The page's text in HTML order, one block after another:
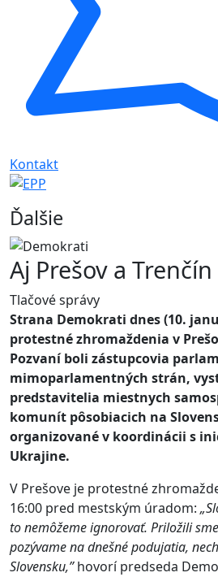
Kontakt
Ďalšie
Aj Prešov a
Tlačové správy
Strana Demokrati dnes (10.
protestné zhromaždenia v
Pozvaní boli zástupcovia
mimoparlamentných strán,
predstavitelia miestnych
komunít pôsobiacich na
organizované v koordinácii s
Ukrajine.
V Prešove je protestné
16:00 pred mestským úradom:
to nemôžeme ignorovať. Priložili
pozývame na dnešné podujatia,
Slovensku,”hovorí predseda